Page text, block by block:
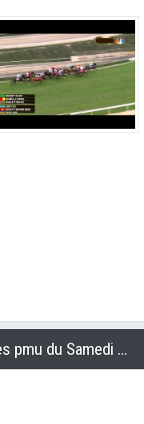
Résultats et vidéos des courses pmu du Samedi 25 octobre 2014